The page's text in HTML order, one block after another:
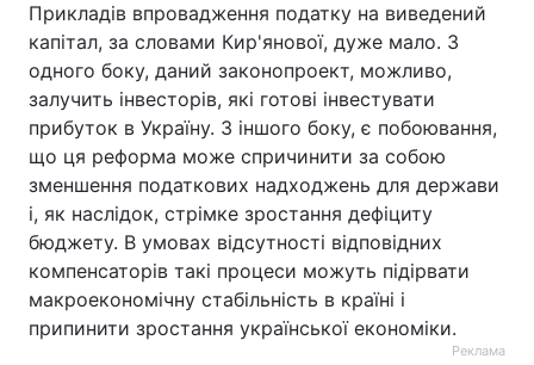
Прикладів впровадження податку на виведений
капітал, за словами Кир'янової, дуже мало. З
одного боку, даний законопроект, можливо,
залучить інвесторів, які готові інвестувати
прибуток в Україну. З іншого боку, є побоювання,
що ця реформа може спричинити за собою
зменшення податкових надходжень для держави
і, як наслідок, стрімке зростання дефіциту
бюджету. В умовах відсутності відповідних
компенсаторів такі процеси можуть підірвати
макроекономічну стабільність в країні і
припинити зростання української економіки.
Реклама